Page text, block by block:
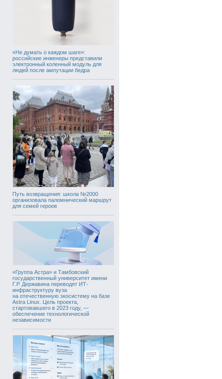
«Не думать о каждом шаге»:
российские инженеры представили
электронный коленный модуль для
людей после ампутации бедра
Путь возвращения: школа №2000
организовала паломнический маршрут
для семей героев
«Группа Астра» и Тамбовский
государственный университет имени
Г.Р. Державина переводят ИТ-
инфраструктуру вуза
на отечественную экосистему на базе
Astra Linux. Цель проекта,
стартовавшего в 2023 году, —
обеспечение технологической
независимости